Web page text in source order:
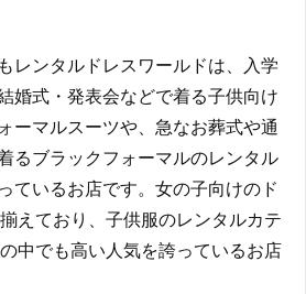
レンタルドレスワールドは、入学
婚式・発表会などで着る子供向け
ーマルスーツや、急なお葬式や通
るブラックフォーマルのレンタル
ているお店です。女の子向けのド
えており、子供服のレンタルカテ
中でも高い人気を誇っているお店